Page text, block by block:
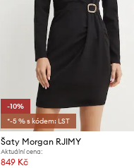
-10%
*-5 % s kódem: LST
Šaty Morgan RJIMY
Aktuální cena:
849 Kč